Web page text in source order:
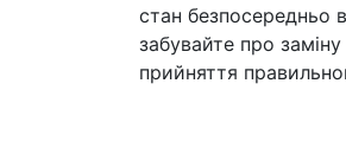
стан безпосередньо
забувайте про
прийняття